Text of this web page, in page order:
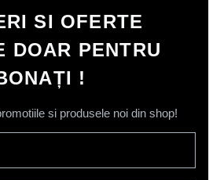
SI OFERTE
DOAR PENTRU
!
si produsele noi din shop!